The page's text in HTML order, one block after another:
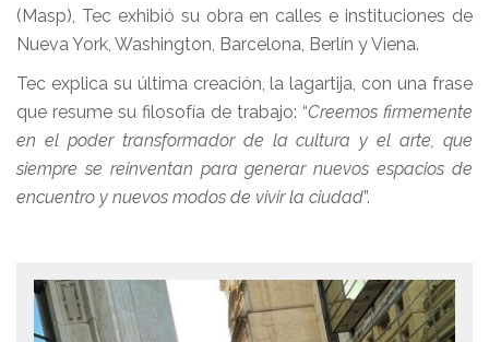
(Masp), Tec exhibió su obra en calles e instituciones de
Nueva York, Washington, Barcelona, Berlín y Viena.
Tec explica su última creación, la lagartija, con una frase
que resume su filosofía de trabajo: “Creemos firmemente
en el poder transformador de la cultura y el arte, que
siempre se reinventan para generar nuevos espacios de
encuentro y nuevos modos de vivir la ciudad”.